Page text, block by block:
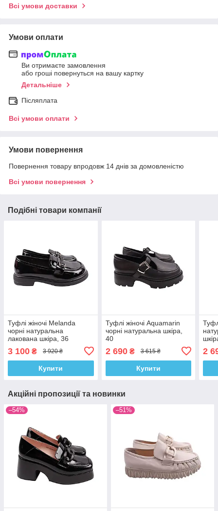
Всі умови доставки
Умови оплати
Ви отримаєте замовлення
або гроші повернуться на вашу картку
Детальніше
Післяплата
Всі умови оплати
Умови повернення
Повернення товару впродовж 14 днів за домовленістю
Всі умови повернення
Подібні товари компанії
Туфлі жіночі Melanda
чорні натуральна
лакована шкіра, 36
3 100 ₴ 3 920 ₴
Купити
Туфлі жіночі Aquamarin
чорні натуральна шкіра,
40
2 690₴ 3 615 ₴
Купити
2
Акційні пропозиції та новинки
–54% –51%